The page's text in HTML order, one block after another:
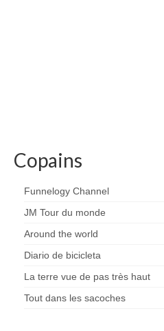
Copains
Funnelogy Channel
JM Tour du monde
Around the world
Diario de bicicleta
La terre vue de pas très haut
Tout dans les sacoches